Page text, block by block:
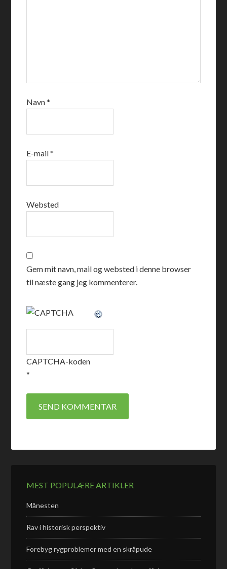
Navn*
E-mail*
Websted
Gem mit navn, mail og websted i denne browser
til næste gang jeg kommenterer.
CAPTCHA-koden
*
MEST POPULÆRE ARTIKLER
Månesten
Rav i historisk perspektiv
Forebyg rygproblemer med en skråpude